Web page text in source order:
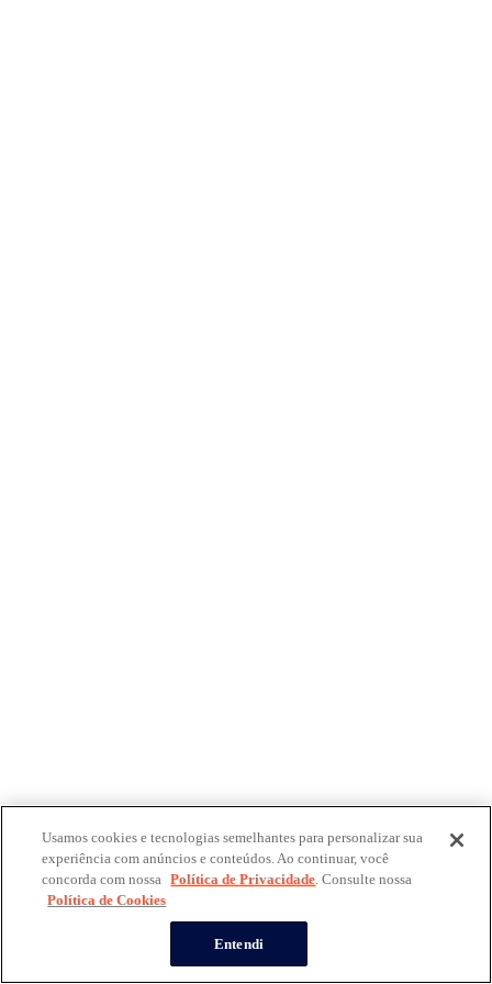
Usamos cookies e tecnologias semelhantes para personalizar sua
experiência com anúncios e conteúdos. Ao continuar, você
concorda com nossa Política de Privacidade. Consulte nossa
Política de Cookies
Entendi